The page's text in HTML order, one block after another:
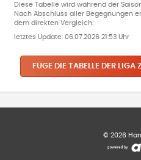
Diese Tabelle wird während der
Nach Abschluss aller Begegnungen
dem direkten Vergleich.
letztes Update: 06.07.2026 21:53 Uhr
FÜGE DIE TABELLE DER LIGA
© 2026